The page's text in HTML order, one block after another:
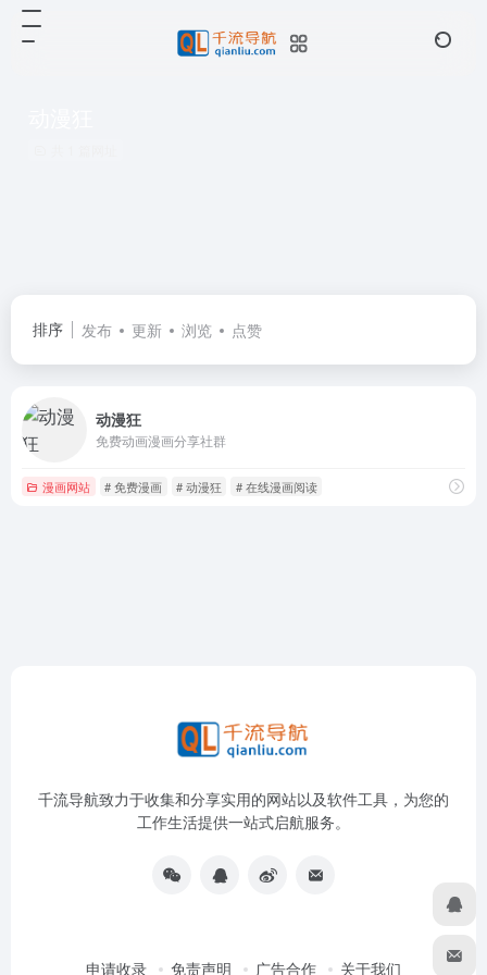
排序 发布 更新 浏览 点赞
动漫狂
免费动画漫画分享社群
漫画网站 # 免费漫画 # 动漫狂 # 在线漫画阅读
千流导航致力于收集和分享实用的网站以及软件工具，为您的
工作生活提供一站式启航服务。
申请收录 免责声明 广告合作 关于我们